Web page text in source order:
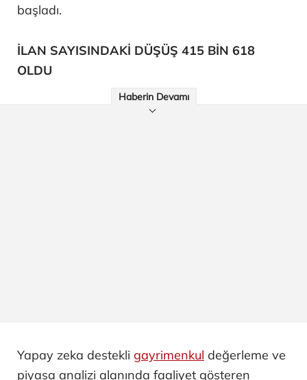
başladı.
İLAN SAYISINDAKİ DÜŞÜŞ 415 BİN 618
OLDU
Haberin Devamı
Yapay zeka destekli gayrimenkul değerleme ve
piyasa analizi alanında faaliyet gösteren